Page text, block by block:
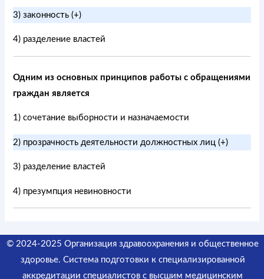
3) законность (+)
4) разделение властей
Одним из основных принципов работы с обращениями
граждан является
1) сочетание выборности и назначаемости
2) прозрачность деятельности должностных лиц (+)
3) разделение властей
4) презумпция невиновности
© 2024-2025 Организация здравоохранения и общественное
здоровье. Система подготовки к специализированной
аккредитации специалистов с высшим медицинским